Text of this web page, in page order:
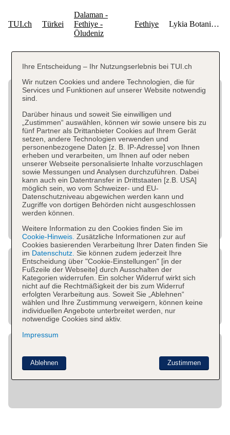
Ihre Entscheidung – Ihr Nutzungserlebnis bei TUI.ch
Wir nutzen Cookies und andere Technologien, die für
Services und Funktionen auf unserer Website notwendig
sind.
Darüber hinaus und soweit Sie einwilligen und
„Zustimmen“ auswählen, können wir sowie unsere bis zu
fünf Partner als Drittanbieter Cookies auf Ihrem Gerät
setzen, andere Technologien verwenden und
personenbezogene Daten [z. B. IP-Adresse] von Ihnen
erheben und verarbeiten, um Ihnen auf oder neben
unserer Webseite personalisierte Inhalte vorzuschlagen
sowie Messungen und Analysen durchzuführen. Dabei
kann auch ein Datentransfer in Drittstaaten [z.B. USA]
möglich sein, wo vom Schweizer- und EU-
Datenschutzniveau abgewichen werden kann und
Zugriffe von dortigen Behörden nicht ausgeschlossen
werden können.
Weitere Information zu den Cookies finden Sie im
Cookie-Hinweis. Zusätzliche Informationen zur auf
Cookies basierenden Verarbeitung Ihrer Daten finden Sie
im Datenschutz. Sie können zudem jederzeit Ihre
Entscheidung über "Cookie-Einstellungen" [in der
Fußzeile der Webseite] durch Ausschalten der
Kategorien widerrufen. Ein solcher Widerruf wirkt sich
nicht auf die Rechtmäßigkeit der bis zum Widerruf
erfolgten Verarbeitung aus. Soweit Sie „Ablehnen“
wählen und Ihre Zustimmung verweigern, können keine
individuellen Angebote unterbreitet werden, nur
notwendige Cookies sind aktiv.
Impressum
Zustimmen
Ablehnen